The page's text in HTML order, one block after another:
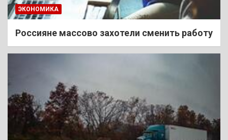
ЭКОНОМИКА
Россияне массово захотели сменить работу